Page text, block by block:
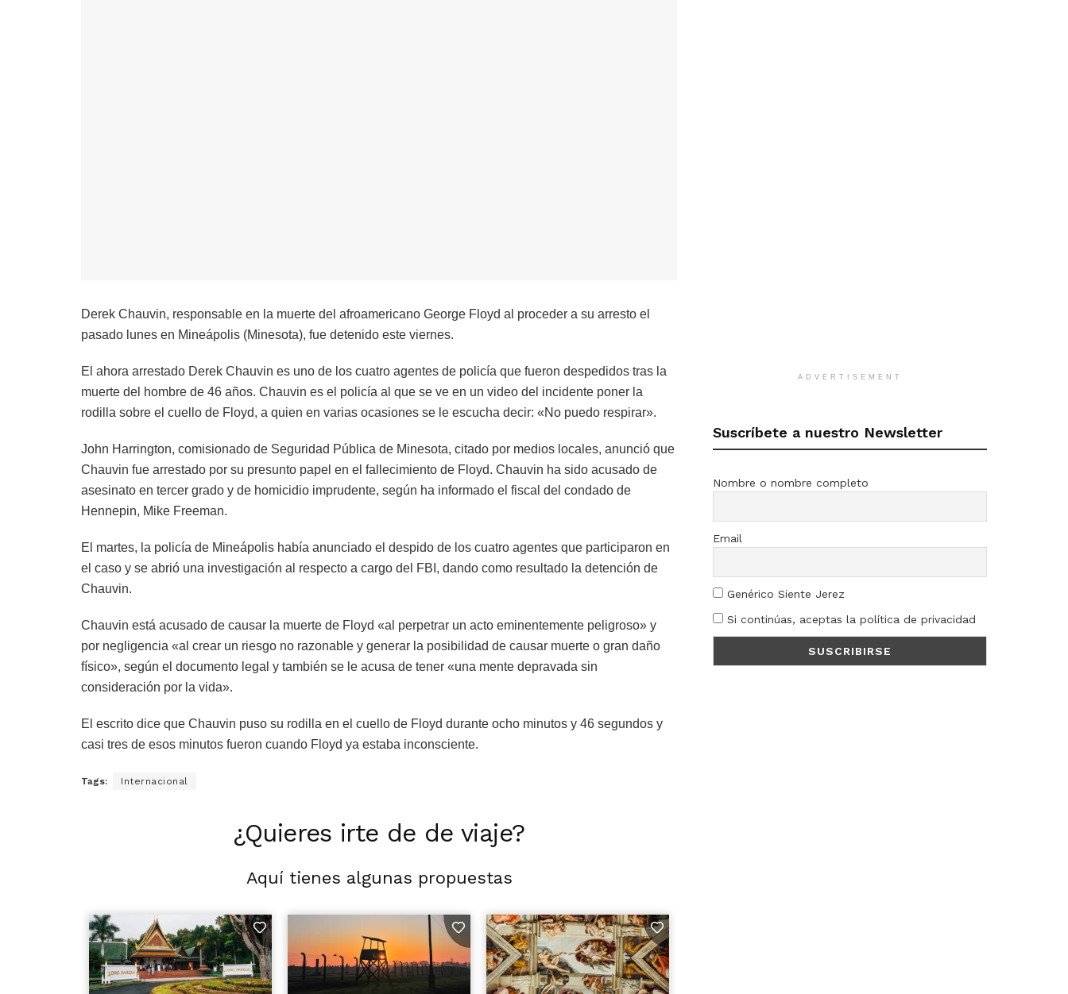
Derek Chauvin, responsable en la muerte del afroamericano George Floyd al proceder a su arresto el
pasado lunes en Mineápolis (Minesota), fue detenido este viernes.
El ahora arrestado Derek Chauvin es uno de los cuatro agentes de policía que fueron despedidos tras la
muerte del hombre de 46 años. Chauvin es el policía al que se ve en un video del incidente poner la
rodilla sobre el cuello de Floyd, a quien en varias ocasiones se le escucha decir: «No puedo respirar».
John Harrington, comisionado de Seguridad Pública de Minesota, citado por medios locales, anunció que
Chauvin fue arrestado por su presunto papel en el fallecimiento de Floyd. Chauvin ha sido acusado de
asesinato en tercer grado y de homicidio imprudente, según ha informado el fiscal del condado de
Hennepin, Mike Freeman.
El martes, la policía de Mineápolis había anunciado el despido de los cuatro agentes que participaron en
el caso y se abrió una investigación al respecto a cargo del FBI, dando como resultado la detención de
Chauvin.
Chauvin está acusado de causar la muerte de Floyd «al perpetrar un acto eminentemente peligroso» y
por negligencia «al crear un riesgo no razonable y generar la posibilidad de causar muerte o gran daño
físico», según el documento legal y también se le acusa de tener «una mente depravada sin
consideración por la vida».
El escrito dice que Chauvin puso su rodilla en el cuello de Floyd durante ocho minutos y 46 segundos y
casi tres de esos minutos fueron cuando Floyd ya estaba inconsciente.
Tags: Internacional
¿Quieres irte de de viaje?
Aquí tienes algunas propuestas
ADVERTISEMENT
Suscríbete a nuestro Newsletter
Nombre o nombre completo
Email
Genérico Siente Jerez
Si continúas, aceptas la política de privacidad